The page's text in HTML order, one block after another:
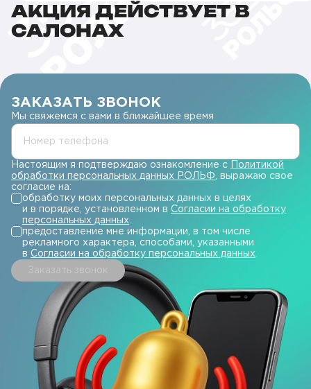
АКЦИЯ ДЕЙСТВУЕТ В
САЛОНАХ
ЗАКАЗАТЬ ЗВОНОК
Мы свяжемся с вами в ближайшее время
Номер телефона
Настоящим я подтверждаю ознакомление с
Политикой
обработки персональных данных РОЛЬФ , выражаю свое
согласие на:
обработку моих персональных данных в целях
и в порядке, установленном в Согласии на обработку
персональных данных
предоставление мне информации, в том числе
рекламного характера, способами, указанными
в Согласии на обработку персональных данных
Заказать звонок